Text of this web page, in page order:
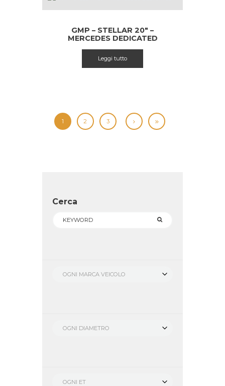
GMP – STELLAR 20″ –
MERCEDES DEDICATED
Leggi tutto
1 2 3
Cerca
OGNI MARCA VEICOLO
OGNI DIAMETRO
OGNI ET